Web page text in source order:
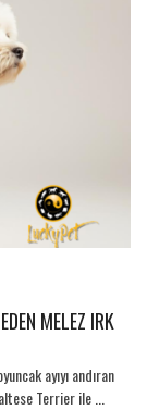
MELEZ IRK
ayıyı andıran
Terrier ile ...